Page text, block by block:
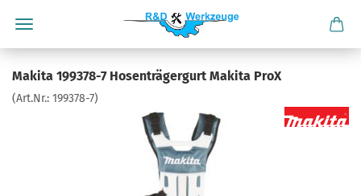
Makita 199378-7 Hosenträgergurt Makita ProX
(Art.Nr.: 199378-7)